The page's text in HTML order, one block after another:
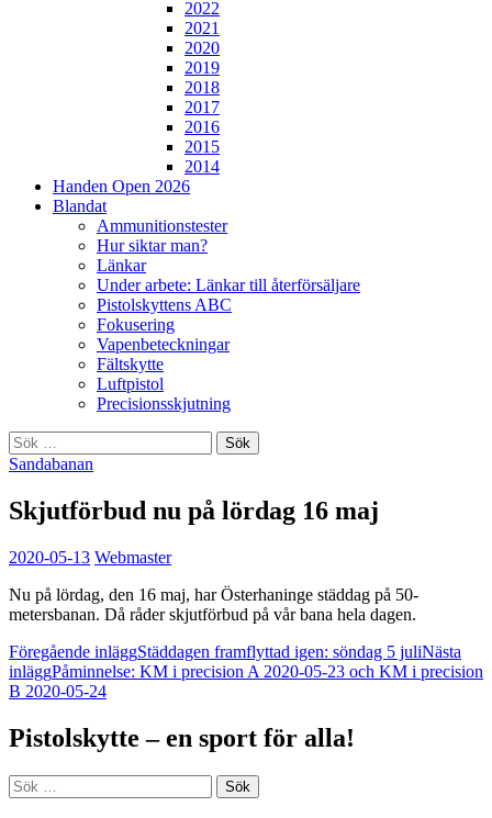
2022
2021
2020
2019
2018
2017
2016
2015
2014
Handen Open 2026
Blandat
Ammunitionstester
Hur siktar man?
Länkar
Under arbete: Länkar till återförsäljare
Pistolskyttens ABC
Fokusering
Vapenbeteckningar
Fältskytte
Luftpistol
Precisionsskjutning
Sök
efter:
Sandabanan
Skjutförbud nu på lördag 16 maj
2020-05-13 Webmaster
Nu på lördag, den 16 maj, har Österhaninge städdag på 50-
metersbanan. Då råder skjutförbud på vår bana hela dagen.
Inläggsnavigering
Föregående inläggStäddagen framflyttad igen: söndag 5 juliNästa
inläggPåminnelse: KM i precision A 2020-05-23 och KM i precision
B 2020-05-24
Pistolskytte – en sport för alla!
Sök
efter: